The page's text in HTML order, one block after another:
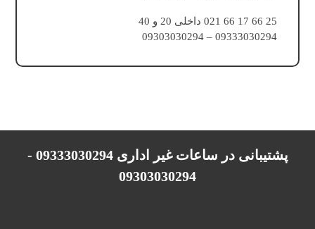
25 66 17 66 021 داخلی 20 و 40
09333030294 – 09303030294
پشتیبانی در ساعات غیر اداری 09333030294 -
09303030294